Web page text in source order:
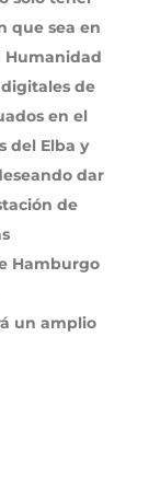
que sea en
Humanidad
digitales de
en el
del Elba y
dar
de
Hamburgo
un amplio